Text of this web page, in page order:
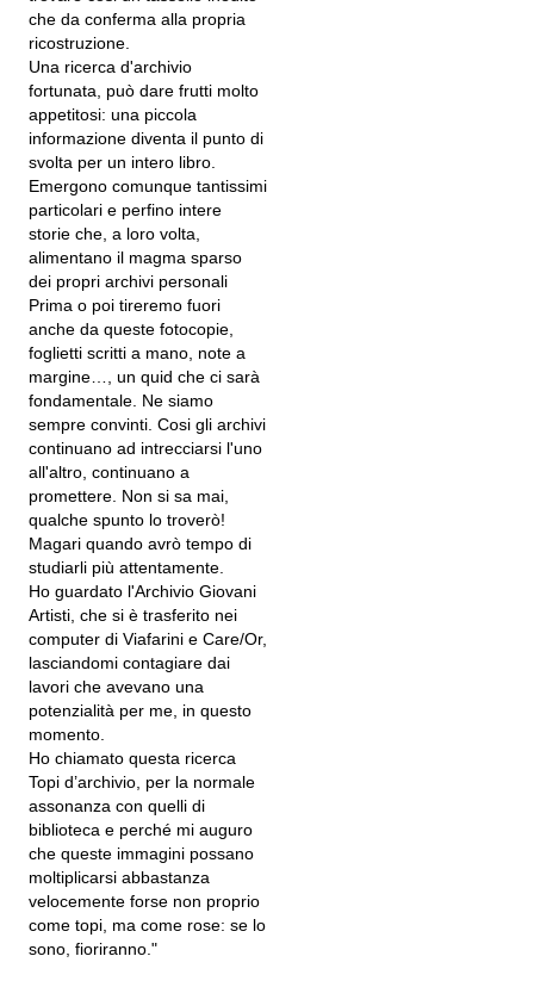
che da conferma alla propria
ricostruzione.
Una ricerca d'archivio
fortunata, può dare frutti molto
appetitosi: una piccola
informazione diventa il punto di
svolta per un intero libro.
Emergono comunque tantissimi
particolari e perfino intere
storie che, a loro volta,
alimentano il magma sparso
dei propri archivi personali
Prima o poi tireremo fuori
anche da queste fotocopie,
foglietti scritti a mano, note a
margine…, un quid che ci sarà
fondamentale. Ne siamo
sempre convinti. Cosi gli archivi
continuano ad intrecciarsi l'uno
all'altro, continuano a
promettere. Non si sa mai,
qualche spunto lo troverò!
Magari quando avrò tempo di
studiarli più attentamente.
Ho guardato l'Archivio Giovani
Artisti, che si è trasferito nei
computer di Viafarini e Care/Or,
lasciandomi contagiare dai
lavori che avevano una
potenzialità per me, in questo
momento.
Ho chiamato questa ricerca
Topi d’archivio, per la normale
assonanza con quelli di
biblioteca e perché mi auguro
che queste immagini possano
moltiplicarsi abbastanza
velocemente forse non proprio
come topi, ma come rose: se lo
sono, fioriranno."